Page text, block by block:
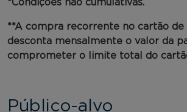
*Condições não cumulativas.
**A compra recorrente no cartão
desconta mensalmente o valor da
comprometer o limite total do
Público-alvo